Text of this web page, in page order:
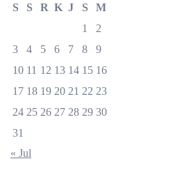
S S R K J S
M
1
2
3
4 5 6 7 8
9
10 11 12 13 14 15 16
17 18 19 20 21 22 23
24 25 26 27 28 29 30
31
« Jul